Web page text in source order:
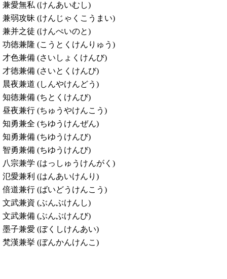
兼愛無私 (けんあいむし)
兼弱攻昧 (けんじゃくこうまい)
兼并之徒 (けんぺいのと)
功徳兼隆 (こうとくけんりゅう)
才色兼備 (さいしょくけんび)
才徳兼備 (さいとくけんび)
晨夜兼道 (しんやけんどう)
知徳兼備 (ちとくけんび)
昼夜兼行 (ちゅうやけんこう)
知勇兼全 (ちゆうけんぜん)
知勇兼備 (ちゆうけんび)
智勇兼備 (ちゆうけんび)
八宗兼学 (はっしゅうけんがく)
氾愛兼利 (はんあいけんり)
倍道兼行 (ばいどうけんこう)
文武兼資 (ぶんぶけんし)
文武兼備 (ぶんぶけんび)
墨子兼愛 (ぼくしけんあい)
梵漢兼挙 (ぼんかんけんこ)